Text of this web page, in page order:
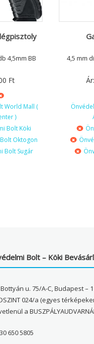
4,5mm BB
Ft
World Mall (
)
Bolt Köki
Oktogon
Bolt Sugár
4,5 mm
Ár:
Bolt – Köki
u. 75/A-C, Budapest –
024/a (egyes
a
650 5805